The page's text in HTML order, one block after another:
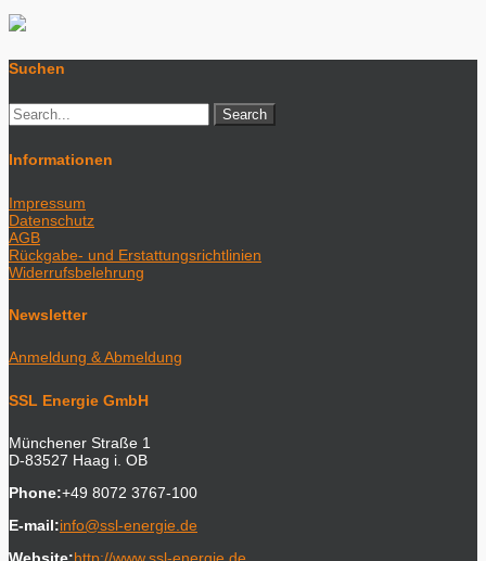
Suchen
Informationen
Impressum
Datenschutz
AGB
Rückgabe- und Erstattungsrichtlinien
Widerrufsbelehrung
Newsletter
Anmeldung & Abmeldung
SSL Energie GmbH
Münchener Straße 1
D-83527 Haag i. OB
Phone:+49 8072 3767-100
E-mail:info@ssl-energie.de